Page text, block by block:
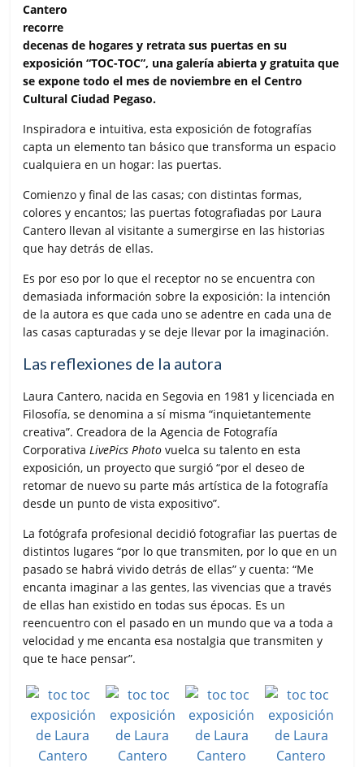
Cantero
recorre
decenas de hogares y retrata sus puertas en su
exposición “TOC-TOC”, una galería abierta y gratuita que
se expone todo el mes de noviembre en el Centro
Cultural Ciudad Pegaso.
Inspiradora e intuitiva, esta exposición de fotografías
capta un elemento tan básico que transforma un espacio
cualquiera en un hogar: las puertas.
Comienzo y final de las casas; con distintas formas,
colores y encantos; las puertas fotografiadas por Laura
Cantero llevan al visitante a sumergirse en las historias
que hay detrás de ellas.
Es por eso por lo que el receptor no se encuentra con
demasiada información sobre la exposición: la intención
de la autora es que cada uno se adentre en cada una de
las casas capturadas y se deje llevar por la imaginación.
Las reflexiones de la autora
Laura Cantero, nacida en Segovia en 1981 y licenciada en
Filosofía, se denomina a sí misma “inquietantemente
creativa”. Creadora de la Agencia de Fotografía
Corporativa LivePics Photo vuelca su talento en esta
exposición, un proyecto que surgió “por el deseo de
retomar de nuevo su parte más artística de la fotografía
desde un punto de vista expositivo”.
La fotógrafa profesional decidió fotografiar las puertas de
distintos lugares “por lo que transmiten, por lo que en un
pasado se habrá vivido detrás de ellas” y cuenta: “Me
encanta imaginar a las gentes, las vivencias que a través
de ellas han existido en todas sus épocas. Es un
reencuentro con el pasado en un mundo que va a toda a
velocidad y me encanta esa nostalgia que transmiten y
que te hace pensar”.